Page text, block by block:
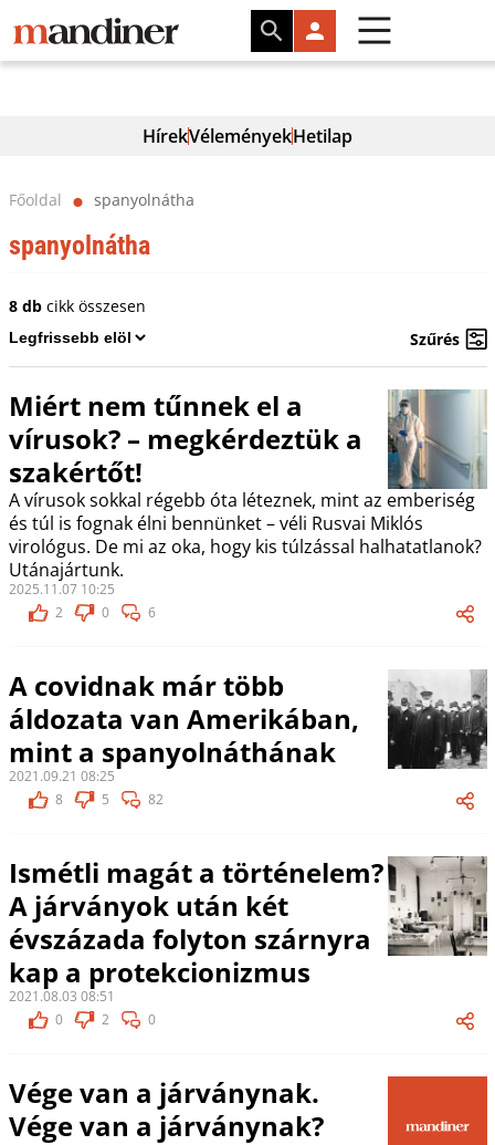
HírekVéleményekHetilap
Főoldal ⬤ spanyolnátha
spanyolnátha
8 dbcikk összesen
Szűrés
Miért nem tűnnek el a
vírusok? – megkérdeztük a
szakértőt!
A vírusok sokkal régebb óta léteznek, mint az emberiség
és túl is fognak élni bennünket – véli Rusvai Miklós
virológus. De mi az oka, hogy kis túlzással halhatatlanok?
Utánajártunk.
2025.11.07 10:25
2
0 6
A covidnak már több
áldozata van Amerikában,
mint a spanyolnáthának
2021.09.21 08:25
8
5 82
Ismétli magát a történelem?
A járványok után két
évszázada folyton szárnyra
kap a protekcionizmus
2021.08.03 08:51
0
2 0
Vége van a járványnak.
Vége van a járványnak?